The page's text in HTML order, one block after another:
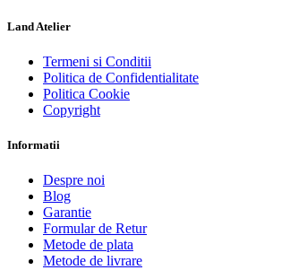
Land Atelier
Termeni si Conditii
Politica de Confidentialitate
Politica Cookie
Copyright
Informatii
Despre noi
Blog
Garantie
Formular de Retur
Metode de plata
Metode de livrare